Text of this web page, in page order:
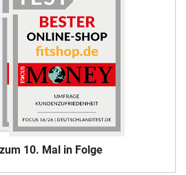
10. Mal in Folge